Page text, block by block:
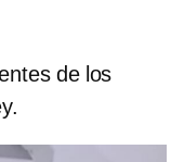
de los